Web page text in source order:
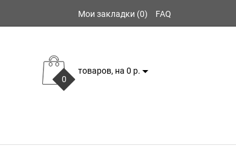
Мои закладки (0) FAQ
0
товаров, на 0 р.